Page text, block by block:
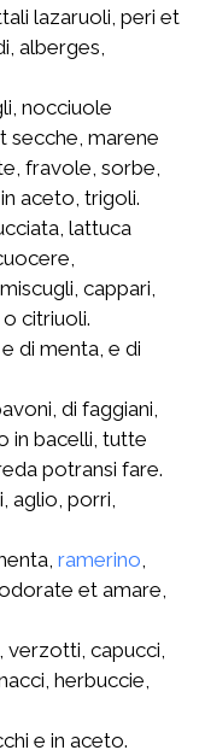
lazaruoli, peri et
alberges,
nocciuole
secche, marene
fravole, sorbe,
aceto, trigoli.
lattuca
cappari,
citriuoli.
di menta, e di
di faggiani,
in bacelli, tutte
potransi fare.
aglio, porri,
ramerino
et amare,
verzotti, capucci,
herbuccie,
e in aceto.